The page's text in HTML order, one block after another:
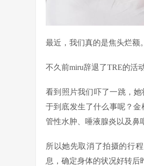
最近，我们真的是焦头烂额。
不久前miru辞退了TRE的活
看到照片我们吓了一跳，
于到底发生了什么事呢？
管性水肿、唾液腺炎以及
所以她先取消了拍摄的行
息，确定身体的状况好转后